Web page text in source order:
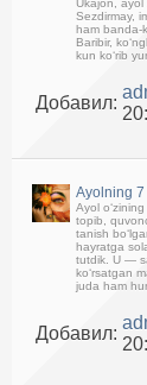
Ukajon, ayol
Sezdirmay,
ham banda-
Baribir,
kun ko‘rib
Добавил:
Ayolning 7
Ayol
topib,
tanish
hayratga
tutdik. U —
ko‘rsatgan
juda ham
Добавил: